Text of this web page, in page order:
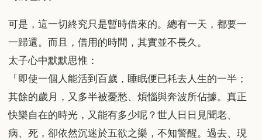
可是，這一切終究只是暫時借來的。總有一天，都要一
一歸還。而且，借用的時間，其實並不長久。
太子心中默默思惟：
「即使一個人能活到百歲，睡眠便已耗去人生的一半；
其餘的歲月，又多半被憂愁、煩惱與奔波所佔據。真正
快樂自在的時光，又能有多少呢？世人日日見聞老、
病、死，卻依然沉迷於五欲之樂，不知警醒。過去、現